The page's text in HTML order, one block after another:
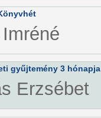
gyűjtemény 3 hónapja
Erzsébet